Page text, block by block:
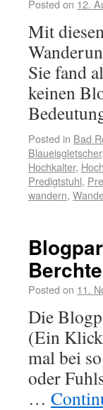
Posted on 12.
Mit
Sie fand
keinen
Posted in Bad
Blaueisgletscher,
Hochkalter,
Predigtstuhl,
wandern,
Posted on 11.
Die
(Ein
mal bei
oder
…